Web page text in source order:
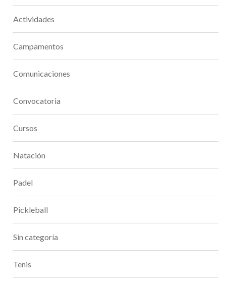
Actividades
Campamentos
Comunicaciones
Convocatoria
Cursos
Natación
Padel
Pickleball
Sin categoría
Tenis